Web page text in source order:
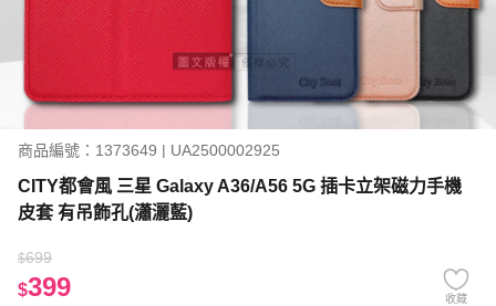
商品編號：1373649 | UA2500002925
CITY都會風 三星 Galaxy A36/A56 5G 插卡立架磁力手機
皮套 有吊飾孔(瀟灑藍)
$699
$399 收藏